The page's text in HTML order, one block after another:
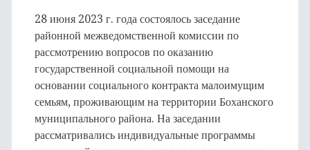
28 июня 2023 г. года состоялось заседание
районной межведомственной комиссии по
рассмотрению вопросов по оказанию
государственной социальной помощи на
основании социального контракта малоимущим
семьям, проживающим на территории Боханского
муниципального района. На заседании
рассматривались индивидуальные программы